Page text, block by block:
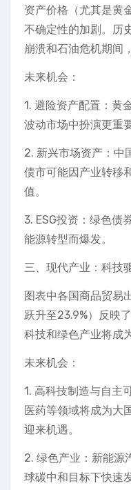
资产价格（尤其是黄
不确定性的加剧。历
崩溃和石油危机期间
未来机会：
1. 避险资产配置：黄
波动市场中扮演更重
2. 新兴市场资产：中
债市可能因产业转移
值。
3. ESG投资：绿色债
能源转型而爆发。
三、现代产业：科技
图表中各国商品贸易
跃升至23.9%）反映
科技和绿色产业将成
未来机会：
1. 高科技制造与自主
医药等领域将成为大
迎来机遇。
2. 绿色产业：新能源
球碳中和目标下快速